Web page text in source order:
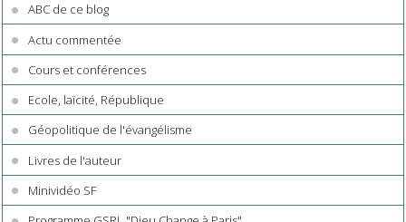
ABC de ce blog
Actu commentée
Cours et conférences
Ecole, laïcité, République
Géopolitique de l'évangélisme
Livres de l'auteur
Minividéo SF